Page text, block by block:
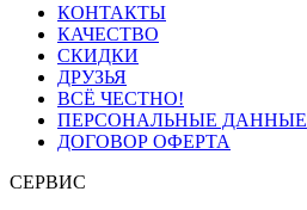
КОНТАКТЫ
КАЧЕСТВО
СКИДКИ
ДРУЗЬЯ
ВСЁ ЧЕСТНО!
ПЕРСОНАЛЬНЫЕ ДАННЫЕ
ДОГОВОР ОФЕРТА
СЕРВИС